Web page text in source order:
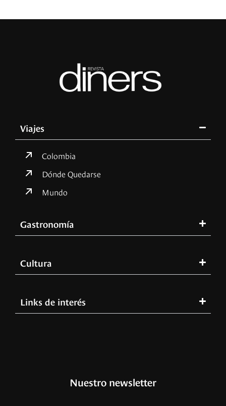
Viajes
Colombia
Dónde Quedarse
Mundo
Gastronomía
Cultura
Links de interés
Nuestro newsletter